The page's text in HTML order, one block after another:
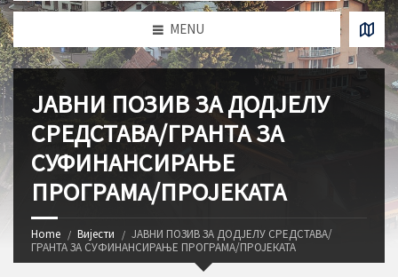
MENU
ЈАВНИ ПОЗИВ ЗА ДОДЈЕЛУ
СРЕДСТАВА/ГРАНТА ЗА
СУФИНАНСИРАЊЕ
ПРОГРАМА/ПРОЈЕКАТА
Home Вијести
ЈАВНИ ПОЗИВ ЗА ДОДЈЕЛУ СРЕДСТАВА/
ГРАНТА ЗА СУФИНАНСИРАЊЕ ПРОГРАМА/ПРОЈЕКАТА